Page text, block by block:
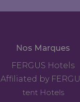
Nos Marques
FERGUS Hotels
Affiliated by
tent Hotels